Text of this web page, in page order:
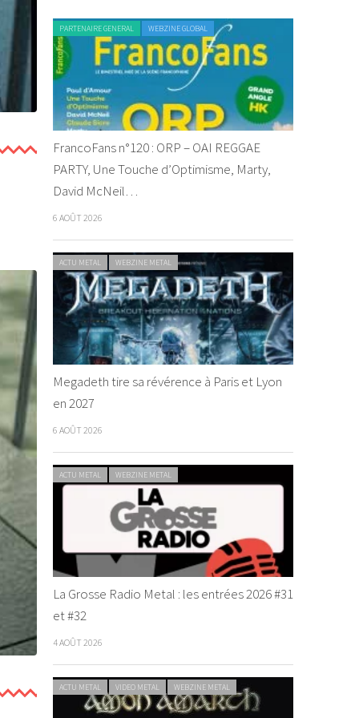
PARTENAIRE GENERAL WEBZINE GLOBAL
FrancoFans n°120 : ORP – OAI REGGAE
PARTY, Une Touche d’Optimisme, Marty,
David McNeil…
6 AOÛT 2026
ACTU METAL WEBZINE METAL
Megadeth tire sa révérence à Paris et Lyon
en 2027
6 AOÛT 2026
ACTU METAL WEBZINE METAL
La Grosse Radio Metal : les entrées 2026 #31
et #32
4 AOÛT 2026
ACTU METAL VIDEO METAL WEBZINE METAL